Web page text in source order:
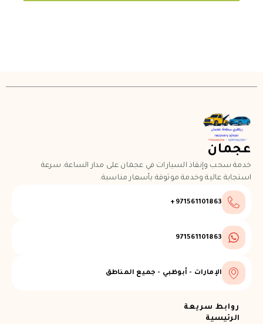
عجمان
خدمة سحب وإنقاذ السيارات في عجمان على مدار الساعة. سرعة
استجابة عالية وخدمة موثوقة بأسعار مناسبة.
971561101863+
971561101863
الإمارات - أبوظبي - جميع المناطق
روابط سريعة
الرئيسية